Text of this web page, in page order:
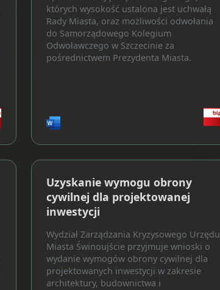
których wysokość ustalona jest uchwałą
Rady Miasta, oraz możliwości odwołania
do Samorządowego Kolegium
Odwoławczego w Szczecinie za
pośrednictwem Prezydenta Miasta.
Uzyskanie wymogu obrony
cywilnej dla projektowanej
inwestycji
Wydział Zarządzania Kryzysowego Urzędu
Miasta Świnoujście przyjmuje wnioski o
wydanie wymogów obrony cywilnej dla
projektowanych inwestycji w zakresie
architektury, budownictwa i